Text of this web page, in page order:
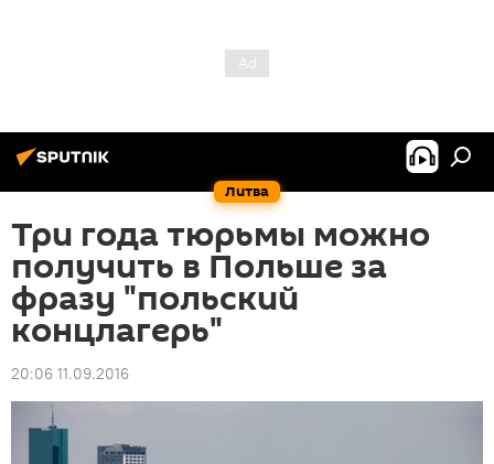
Литва
Три года тюрьмы можно
получить в Польше за
фразу "польский
концлагерь"
20:06 11.09.2016